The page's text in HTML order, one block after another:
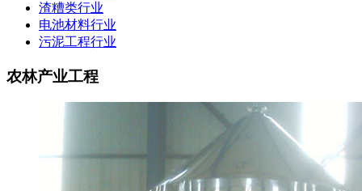
渣糟类行业
电池材料行业
污泥工程行业
农林产业工程